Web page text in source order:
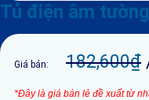
Tủ điện âm
Giá bán: 182,600₫
*Đây là giá bán lẻ đề xuất từ